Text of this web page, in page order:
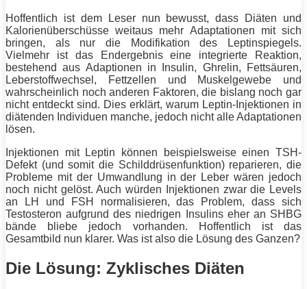
Hoffentlich ist dem Leser nun bewusst, dass Diäten und
Kalorienüberschüsse weitaus mehr Adaptationen mit sich
bringen, als nur die Modifikation des Leptinspiegels.
Vielmehr ist das Endergebnis eine integrierte Reaktion,
bestehend aus Adaptionen in Insulin, Ghrelin, Fettsäuren,
Leberstoffwechsel, Fettzellen und Muskelgewebe und
wahrscheinlich noch anderen Faktoren, die bislang noch gar
nicht entdeckt sind. Dies erklärt, warum Leptin-Injektionen in
diätenden Individuen manche, jedoch nicht alle Adaptationen
lösen.
Injektionen mit Leptin können beispielsweise einen TSH-
Defekt (und somit die Schilddrüsenfunktion) reparieren, die
Probleme mit der Umwandlung in der Leber wären jedoch
noch nicht gelöst. Auch würden Injektionen zwar die Levels
an LH und FSH normalisieren, das Problem, dass sich
Testosteron aufgrund des niedrigen Insulins eher an SHBG
bände bliebe jedoch vorhanden. Hoffentlich ist das
Gesamtbild nun klarer. Was ist also die Lösung des Ganzen?
Die Lösung: Zyklisches Diäten